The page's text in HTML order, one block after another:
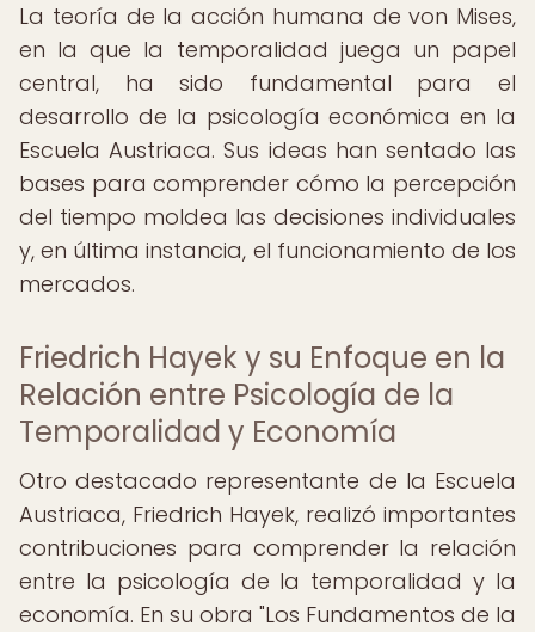
La teoría de la acción humana de von Mises,
en la que la temporalidad juega un papel
central, ha sido fundamental para el
desarrollo de la psicología económica en la
Escuela Austriaca. Sus ideas han sentado las
bases para comprender cómo la percepción
del tiempo moldea las decisiones individuales
y, en última instancia, el funcionamiento de los
mercados.
Friedrich Hayek y su Enfoque en la
Relación entre Psicología de la
Temporalidad y Economía
Otro destacado representante de la Escuela
Austriaca, Friedrich Hayek, realizó importantes
contribuciones para comprender la relación
entre la psicología de la temporalidad y la
economía. En su obra "Los Fundamentos de la